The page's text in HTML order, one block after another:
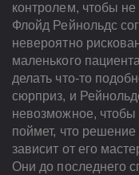
контролем, чтобы не
Флойд Рейнольдс
невероятно
маленького
делать что-то
сюрприз, и
невозможное, чтобы
поймет, что
зависит от его
Они до последнего